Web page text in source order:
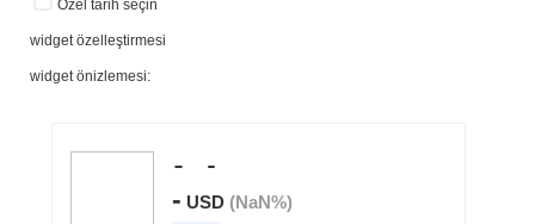
Özel tarih seçin
widget özelleştirmesi
widget önizlemesi: